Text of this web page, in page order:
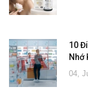
10
Nhớ
04,